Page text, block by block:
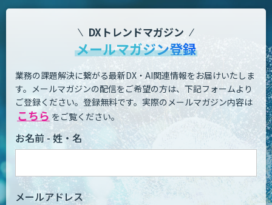
DXトレンドマガジン
メールマガジン登録
業務の課題解決に繋がる最新DX・AI関連情報をお届けいたしま
す。 メールマガジンの配信をご希望の方は、下記フォームより
ご登録ください。登録無料です。 実際のメールマガジン内容は
こちら をご覧ください。
お名前 - 姓・名
メールアドレス